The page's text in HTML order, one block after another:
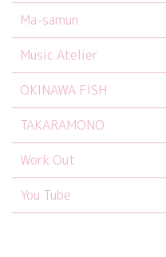
Ma-samun
Music Atelier
OKINAWA FISH
TAKARAMONO
Work Out
You Tube